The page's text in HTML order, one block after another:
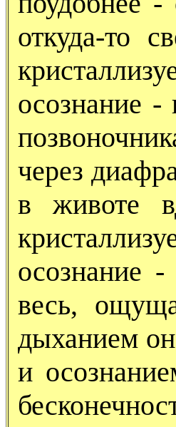
откуда-то
осознание
через
в животе
осознание
весь,
дыханием
и